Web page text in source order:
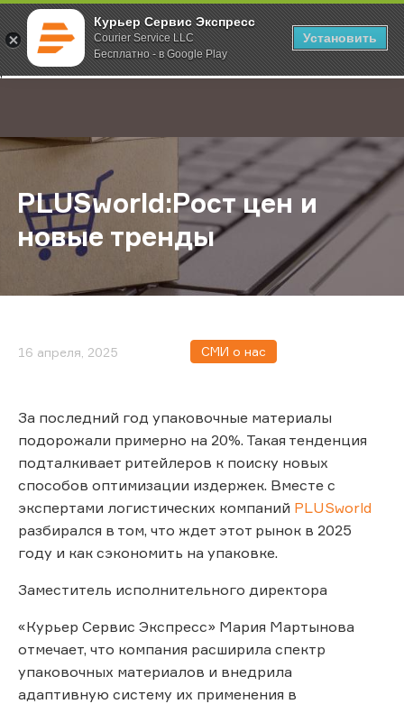
Курьер Сервис Экспресс
Courier Service LLC
Бесплатно - в Google Play
Установить
;
Главная О компании Новости PLUSworld:Рост цен и новые
PLUSworld:Рост цен и
новые тренды
16 апреля, 2025 СМИ о нас
За последний год упаковочные материалы
подорожали примерно на 20%. Такая тенденция
подталкивает ритейлеров к поиску новых
способов оптимизации издержек. Вместе с
экспертами логистических компаний PLUSworld
разбирался в том, что ждет этот рынок в 2025
году и как сэкономить на упаковке.
Заместитель исполнительного директора
«Курьер Сервис Экспресс» Мария Мартынова
отмечает, что компания расширила спектр
упаковочных материалов и внедрила
адаптивную систему их применения в